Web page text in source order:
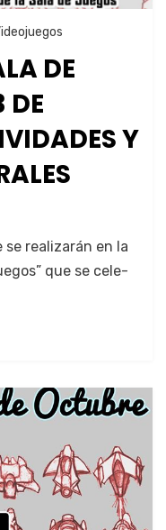
DE
DE
Y
se realizarán en la
que se cel­e­